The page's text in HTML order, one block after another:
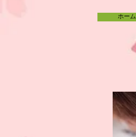
HOME
ホーム